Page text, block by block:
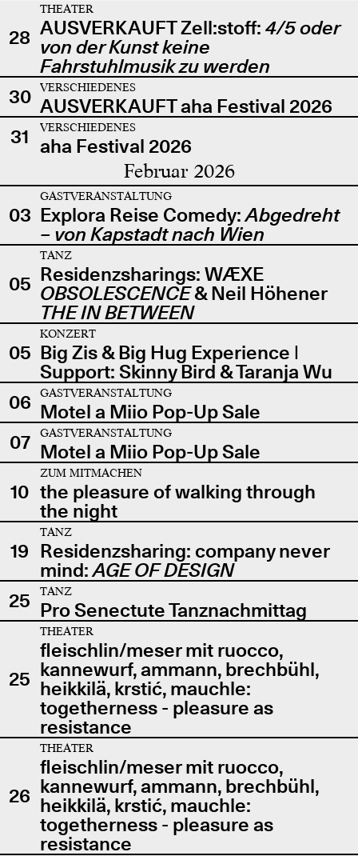
28
THEATER
AUSVERKAUFT Zell:stoff: 4/5 oder
von der Kunst keine
Fahrstuhlmusik zu werden
30
VERSCHIEDENES
AUSVERKAUFT aha Festival 2026
31
VERSCHIEDENES
aha Festival 2026
Februar 2026
03
GASTVERANSTALTUNG
Explora Reise Comedy:Abgedreht
– von Kapstadt nach Wien
05
TANZ
Residenzsharings: WÆXE
OBSOLESCENCE& Neil Höhener
THE IN BETWEEN
05
KONZERT
Big Zis & Big Hug Experience |
Support: Skinny Bird & Taranja Wu
06
GASTVERANSTALTUNG
Motel a Miio Pop-Up Sale
07
GASTVERANSTALTUNG
Motel a Miio Pop-Up Sale
10
ZUM MITMACHEN
the pleasure of walking through
the night
19
TANZ
Residenzsharing: company never
mind:AGE OF DESIGN
25
TANZ
Pro Senectute Tanznachmittag
25
THEATER
fleischlin/meser mit ruocco,
kannewurf, ammann, brechbühl,
heikkilä, krstić, mauchle:
togetherness - pleasure as
resistance
26
THEATER
fleischlin/meser mit ruocco,
kannewurf, ammann, brechbühl,
heikkilä, krstić, mauchle:
togetherness - pleasure as
resistance